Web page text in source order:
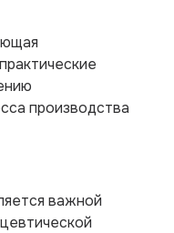
производства
важной